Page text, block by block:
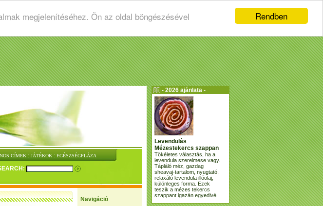
Rendben
megjelenítéséhez. Ön az oldal böngészésével
CÍMEK : JÁTÉKOK : EGÉSZSÉGPLÁZA
Navigáció
- 2026 ajánlata -
Levendulás
Mézestekercs szappan
Tökéletes választás, ha a
levendula szerelmese vagy.
Tápláló méz, gazdag
sheavaj-tartalom, nyugtató,
relaxáló levendula illóolaj,
különleges forma. Ezek
teszik a mézes tekercs
szappant igazán egyedivé.